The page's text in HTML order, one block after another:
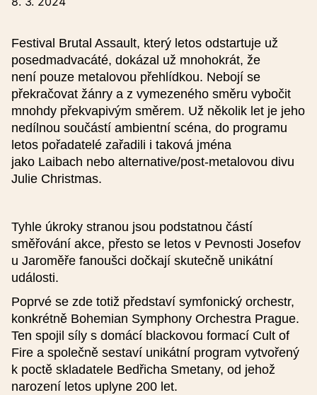
Festival Brutal Assault, který letos odstartuje už
posedmadvacáté, dokázal už mnohokrát, že
není pouze metalovou přehlídkou. Nebojí se
překračovat žánry a z vymezeného směru vybočit
mnohdy překvapivým směrem. Už několik let je jeho
nedílnou součástí ambientní scéna, do programu
letos pořadatelé zařadili i taková jména
jako Laibach nebo alternative/post-metalovou divu
Julie Christmas.
Tyhle úkroky stranou jsou podstatnou částí
směřování akce, přesto se letos v Pevnosti Josefov
u Jaroměře fanoušci dočkají skutečně unikátní
události.
Poprvé se zde totiž představí symfonický orchestr,
konkrétně Bohemian Symphony Orchestra Prague.
Ten spojil síly s domácí blackovou formací Cult of
Fire a společně sestaví unikátní program vytvořený
k poctě skladatele Bedřicha Smetany, od jehož
narození letos uplyne 200 let.
Přihlaste se přes interaktivní formulář:
Název události (česky)
Název události (anglicky)
Datum od
Datum do
Čas do
Přidat reprízu